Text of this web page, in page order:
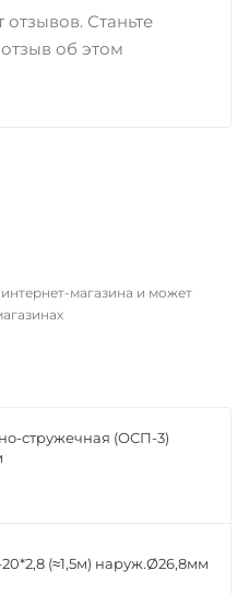
Станьте
об этом
магазина и может
стружечная (ОСП-3)
(≈1,5м) наруж.Ø26,8мм